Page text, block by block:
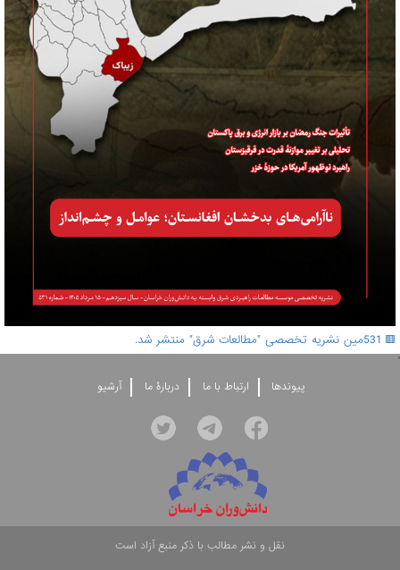
🟥 531مین نشریه تخصصی "مطالعات شرق" منتشر شد.
'
پيوندها ارتباط با ما دربارۀ ما آرشيو
نقل و نشر مطالب با ذکر منبع آزاد است